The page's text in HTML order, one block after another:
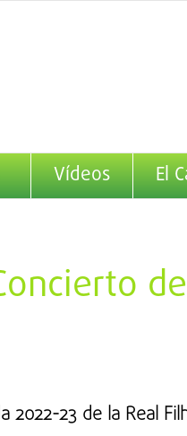
Vídeos El
23 de la Real